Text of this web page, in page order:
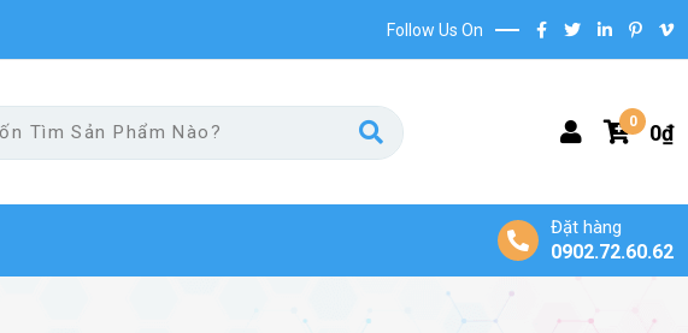
Follow Us On
0 0₫
Đặt hàng
0902.72.60.62